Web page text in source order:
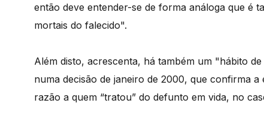
então deve entender-se de forma análoga que é
mortais do falecido".
Além disto, acrescenta, há também um "hábito
numa decisão de janeiro de 2000, que confirma
razão a quem “tratou” do defunto em vida, no